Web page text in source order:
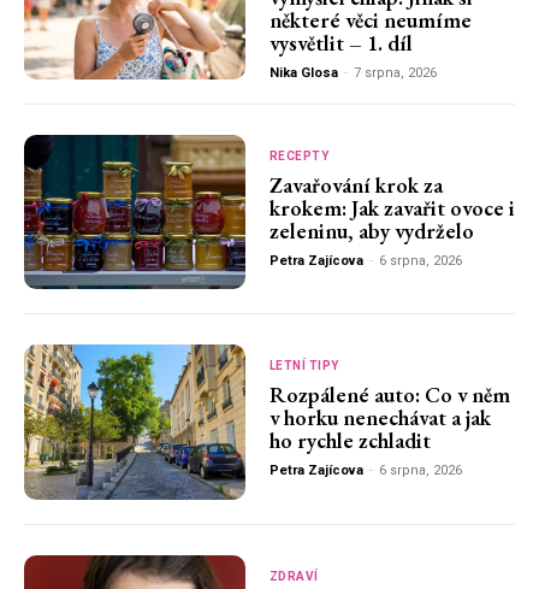
některé věci neumíme
vysvětlit – 1. díl
Nika Glosa - 7 srpna, 2026
RECEPTY
Zavařování krok za
krokem: Jak zavařit ovoce i
zeleninu, aby vydrželo
Petra Zajícova - 6 srpna, 2026
LETNÍ TIPY
Rozpálené auto: Co v něm
v horku nenechávat a jak
ho rychle zchladit
Petra Zajícova - 6 srpna, 2026
ZDRAVÍ